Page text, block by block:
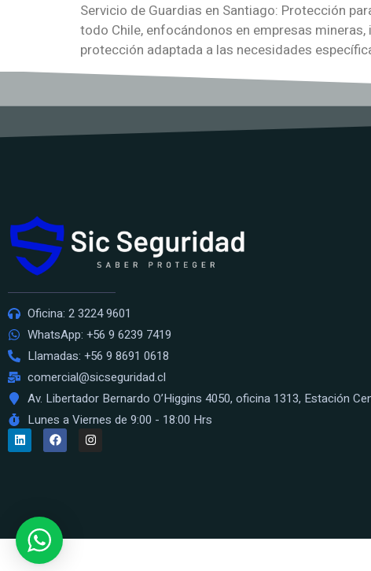
Servicio de Guardias en Santiago: Protección
todo Chile, enfocándonos en empresas
protección adaptada a las necesidades
Oficina: 2 3224 9601
WhatsApp: +56 9 6239 7419
Llamadas: +56 9 8691 0618
comercial@sicseguridad.cl
Av. Libertador Bernardo O’Higgins 4050, oficina 1313, Estación
Lunes a Viernes de 9:00 - 18:00 Hrs